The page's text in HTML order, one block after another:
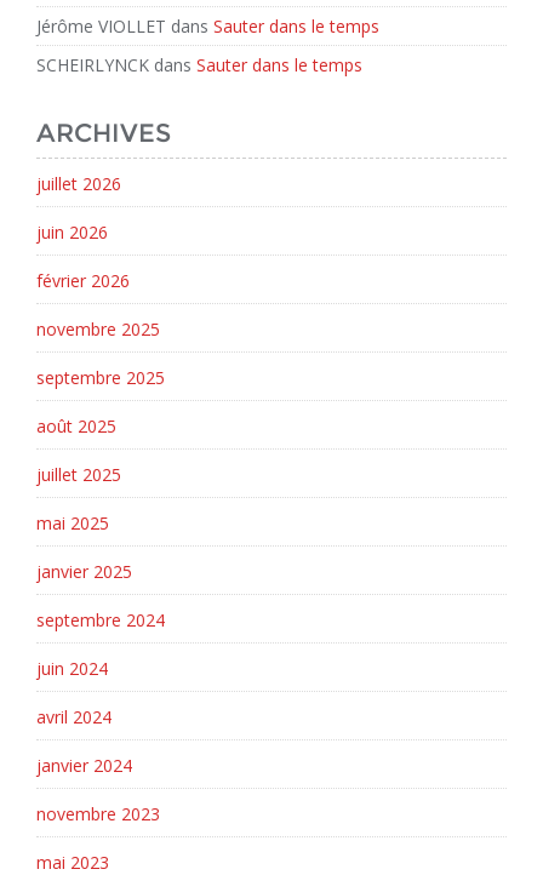
Jérôme VIOLLET dans Sauter dans le temps
SCHEIRLYNCK dans Sauter dans le temps
ARCHIVES
juillet 2026
juin 2026
février 2026
novembre 2025
septembre 2025
août 2025
juillet 2025
mai 2025
janvier 2025
septembre 2024
juin 2024
avril 2024
janvier 2024
novembre 2023
mai 2023